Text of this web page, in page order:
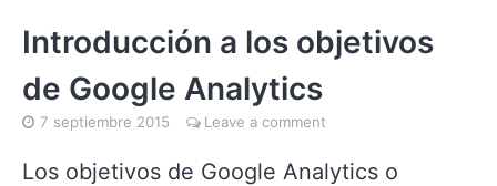
Introducción a los objetivos
de Google Analytics
7 septiembre 2015 Leave a comment
Los objetivos de Google Analytics o